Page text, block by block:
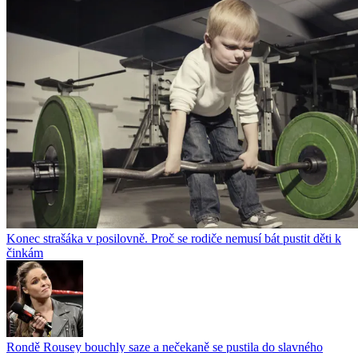
Konec strašáka v posilovně. Proč se rodiče nemusí bát pustit děti k
činkám
Rondě Rousey bouchly saze a nečekaně se pustila do slavného